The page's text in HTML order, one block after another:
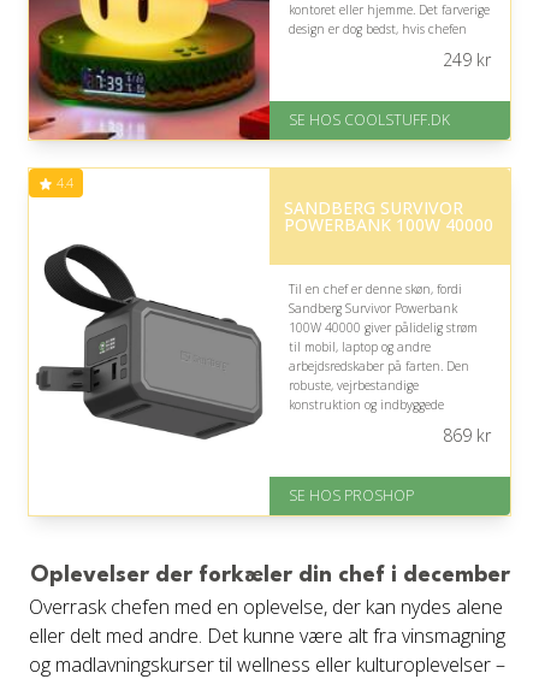
kontoret eller hjemme. Det farverige
design er dog bedst, hvis chefen
På lager
Levering: Standard leveringstid
Fremragende Trustpilot rating
249kr
SE HOS COOLSTUFF.DK
4.4
SANDBERG SURVIVOR
POWERBANK 100W 40000
Til en chef er denne skøn, fordi
Sandberg Survivor Powerbank
100W 40000 giver pålidelig strøm
til mobil, laptop og andre
arbejdsredskaber på farten. Den
robuste, vejrbestandige
konstruktion og indbyggede
På lager
Levering: 2-12 hverdage
på 4.4 ud af 5
869kr
SE HOS PROSHOP
Oplevelser der forkæler din chef i december
Overrask chefen med en oplevelse, der kan nydes alene
eller delt med andre. Det kunne være alt fra vinsmagning
og madlavningskurser til wellness eller kulturoplevelser –